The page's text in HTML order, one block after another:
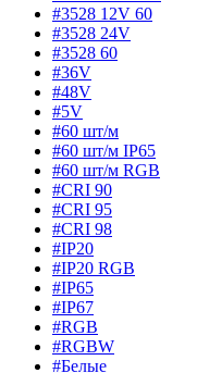
#3528 12V 60
#3528 24V
#3528 60
#36V
#48V
#5V
#60 шт/м
#60 шт/м IP65
#60 шт/м RGB
#CRI 90
#CRI 95
#CRI 98
#IP20
#IP20 RGB
#IP65
#IP67
#RGB
#RGBW
#Белые